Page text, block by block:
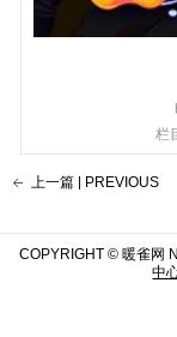
栏
上一篇 | PREVIOUS
COPYRIGHT © 暖雀网
中